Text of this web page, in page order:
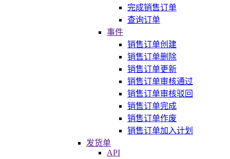
完成销售订单
查询订单
事件
销售订单创建
销售订单删除
销售订单更新
销售订单审核通过
销售订单审核驳回
销售订单完成
销售订单作废
销售订单加入计划
发货单
API